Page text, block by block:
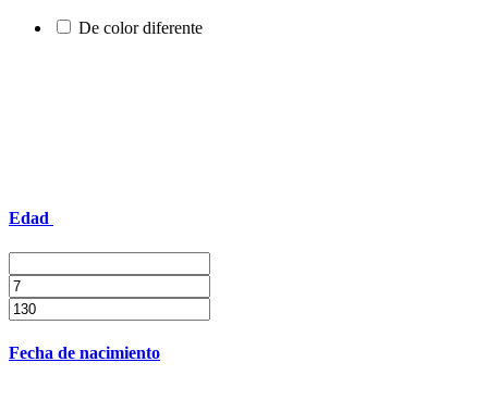
De color diferente
Edad
Fecha de nacimiento